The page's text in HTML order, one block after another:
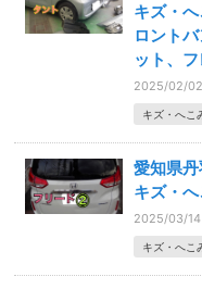
キズ・
ロント
ット、
2025/02/02
キズ・へこ
愛知県
キズ・
2025/03/14
キズ・へこ